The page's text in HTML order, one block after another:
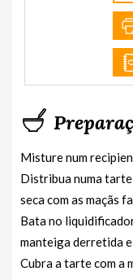
Misture num
Distribua numa
seca com as maçãs
Bata no
manteiga derretida
Cubra a tarte com a